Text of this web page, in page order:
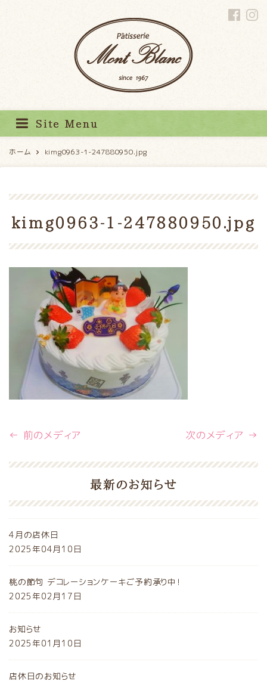
Site Menu
ホーム kimg0963-1-247880950.jpg
kimg0963-1-247880950.jpg
← 前のメディア 次のメディア →
最新のお知らせ
4月の店休日
2025年04月10日
桃の節句 デコレーションケーキご予約承り中！
2025年02月17日
お知らせ
2025年01月10日
店休日のお知らせ